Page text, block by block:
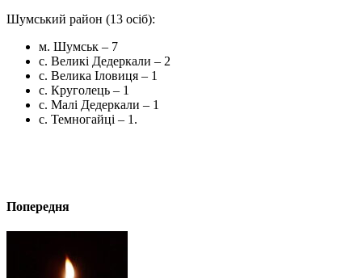
Шумський район (13 осіб):
м. Шумськ – 7
с. Великі Дедеркали – 2
с. Велика Іловиця – 1
с. Круголець – 1
с. Малі Дедеркали – 1
с. Темногайці – 1.
Попередня